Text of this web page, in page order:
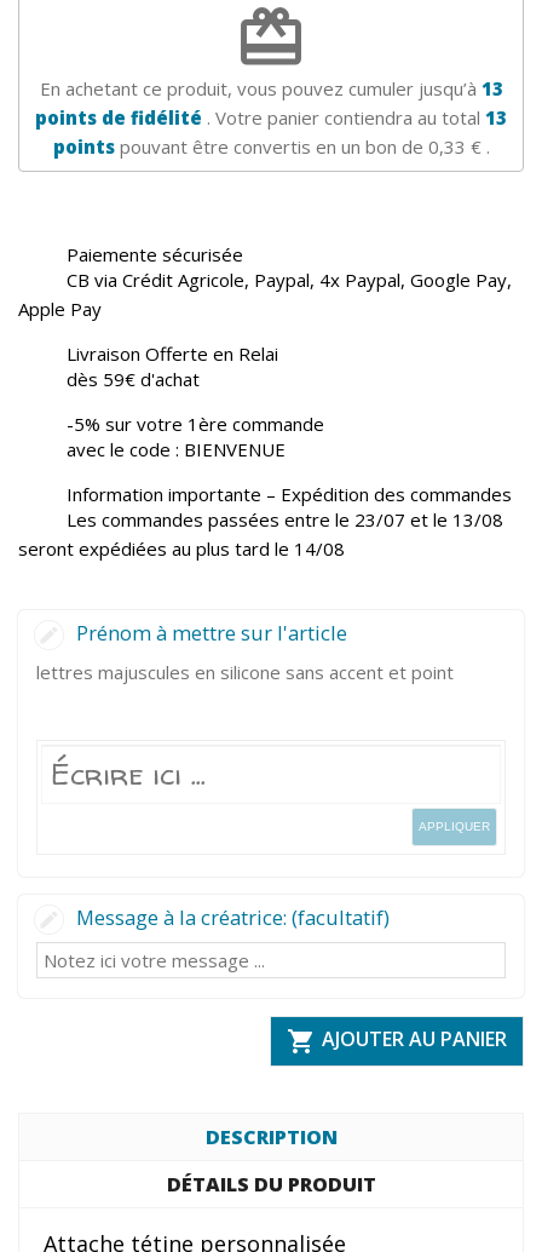
redeem
En achetant ce produit, vous pouvez cumuler jusqu’à 13
points de fidélité . Votre panier contiendra au total 13
pointspouvant être convertis en un bon de 0,33 €.
Paiemente sécurisée
CB via Crédit Agricole, Paypal, 4x Paypal, Google Pay,
Apple Pay
Livraison Offerte en Relai
dès 59€ d'achat
-5% sur votre 1ère commande
avec le code : BIENVENUE
Information importante – Expédition des commandes
Les commandes passées entre le 23/07 et le 13/08
seront expédiées au plus tard le 14/08
Prénom à mettre sur l'article
lettres majuscules en silicone sans accent et point
APPLIQUER
Message à la créatrice: (facultatif)
 AJOUTER AU PANIER
DESCRIPTION
DÉTAILS DU PRODUIT
Attache tétine personnalisée